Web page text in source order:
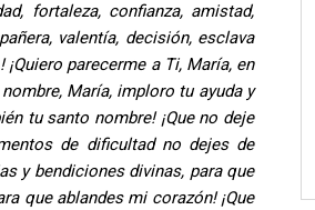
fortaleza, confianza, amistad,
valentía, decisión, esclava
parecerme a Ti, María, en
María, imploro tu ayuda y
tu santo nombre! ¡Que no deje
de dificultad no dejes de
y bendiciones divinas, para que
que ablandes mi corazón! ¡Que